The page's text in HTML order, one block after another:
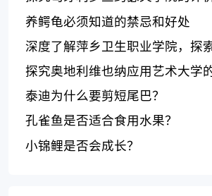
养鳄龟必须知道的禁忌和好处
深度了解萍乡卫生职业学院，探
探究奥地利维也纳应用艺术大学
泰迪为什么要剪短尾巴？
孔雀鱼是否适合食用水果？
小锦鲤是否会成长？